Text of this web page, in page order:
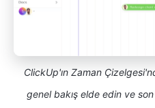
ClickUp'ın Zaman
genel bakış elde edin ve